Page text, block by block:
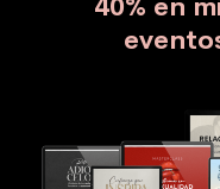
40% en